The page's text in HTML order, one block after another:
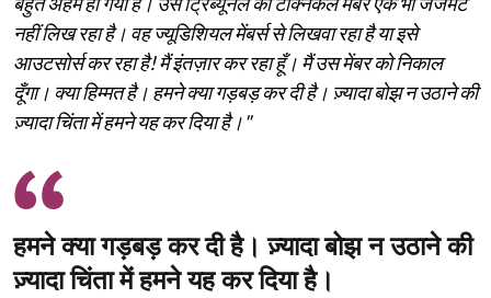
नहीं लिख रहा है। वह ज्यूडिशियल मेंबर्स से लिखवा रहा है या इसे
आउटसोर्स कर रहा है! मैं इंतज़ार कर रहा हूँ। मैं उस मेंबर को निकाल
दूँगा। क्या हिम्मत है। हमने क्या गड़बड़ कर दी है। ज़्यादा बोझ न उठाने की
ज़्यादा चिंता में हमने यह कर दिया है।"
हमने क्या गड़बड़ कर दी है। ज़्यादा बोझ न उठाने की
ज़्यादा चिंता में हमने यह कर दिया है।